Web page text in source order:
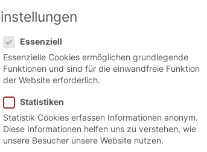
Essenziell
Essenzielle Cookies ermöglichen grundlegende
Funktionen und sind für die einwandfreie Funktion
der Website erforderlich.
Statistiken
Statistik Cookies erfassen Informationen anonym.
Diese Informationen helfen uns zu verstehen, wie
unsere Besucher unsere Website nutzen.